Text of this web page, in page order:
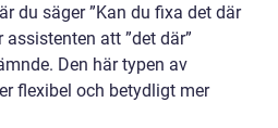
du säger ”Kan du fixa det där
att ”det där”
Den här typen av
flexibel och betydligt mer